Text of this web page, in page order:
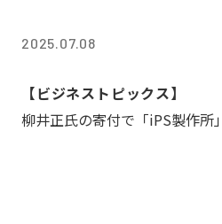
2025.07.08
【ビジネストピックス】
柳井正氏の寄付で「iPS製作所